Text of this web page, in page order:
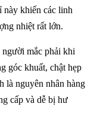
này khiến các linh
nhiệt rất lớn.
người mắc phải khi
góc khuất, chật hẹp
là nguyên nhân hàng
cấp và dễ bị hư